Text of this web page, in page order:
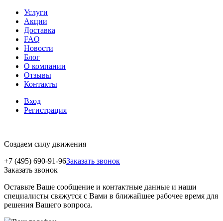
Услуги
Акции
Доставка
FAQ
Новости
Блог
О компании
Отзывы
Контакты
Вход
Регистрация
Создаем силу движения
+7 (495) 690-91-96Заказать звонок
Заказать звонок
Оставьте Ваше сообщение и контактные данные и наши
специалисты свяжутся с Вами в ближайшее рабочее время для
решения Вашего вопроса.